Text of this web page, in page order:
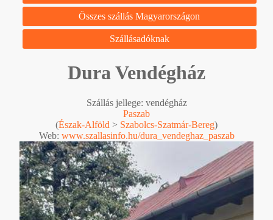
Összes szállás Magyarországon
Szállásadóknak
Dura Vendégház
Szállás jellege: vendégház
Paszab
(Észak-Alföld > Szabolcs-Szatmár-Bereg)
Web: www.szallasinfo.hu/dura_vendeghaz_paszab